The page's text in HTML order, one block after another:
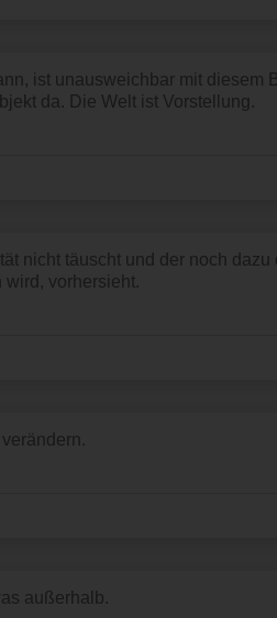
ist unausweichbar mit diesem
da. Die Welt ist Vorstellung.
nicht täuscht und der noch dazu
wird, vorhersieht.
außerhalb.